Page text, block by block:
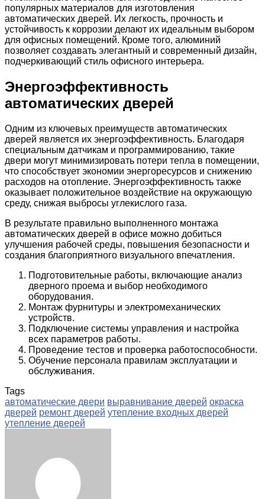
популярных материалов для изготовления
автоматических дверей. Их легкость, прочность и
устойчивость к коррозии делают их идеальным выбором
для офисных помещений. Кроме того, алюминий
позволяет создавать элегантный и современный дизайн,
подчеркивающий стиль офисного интерьера.
Энергоэффективность
автоматических дверей
Одним из ключевых преимуществ автоматических
дверей является их энергоэффективность. Благодаря
специальным датчикам и программированию, такие
двери могут минимизировать потери тепла в помещении,
что способствует экономии энергоресурсов и снижению
расходов на отопление. Энергоэффективность также
оказывает положительное воздействие на окружающую
среду, снижая выбросы углекислого газа.
В результате правильно выполненного монтажа
автоматических дверей в офисе можно добиться
улучшения рабочей среды, повышения безопасности и
создания благоприятного визуального впечатления.
Подготовительные работы, включающие анализ
дверного проема и выбор необходимого
оборудования.
Монтаж фурнитуры и электромеханических
устройств.
Подключение системы управления и настройка
всех параметров работы.
Проведение тестов и проверка работоспособности.
Обучение персонала правилам эксплуатации и
обслуживания.
Tags
автоматические двери выравнивание дверей окраска
дверей ремонт дверей утепление входных дверей
утепление дверей